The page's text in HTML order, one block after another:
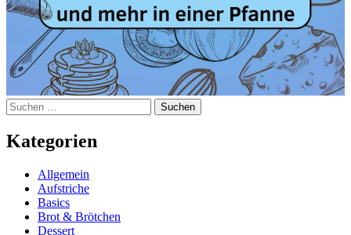
Suchen
nach:
Kategorien
Allgemein
Aufstriche
Basics
Brot & Brötchen
Dessert